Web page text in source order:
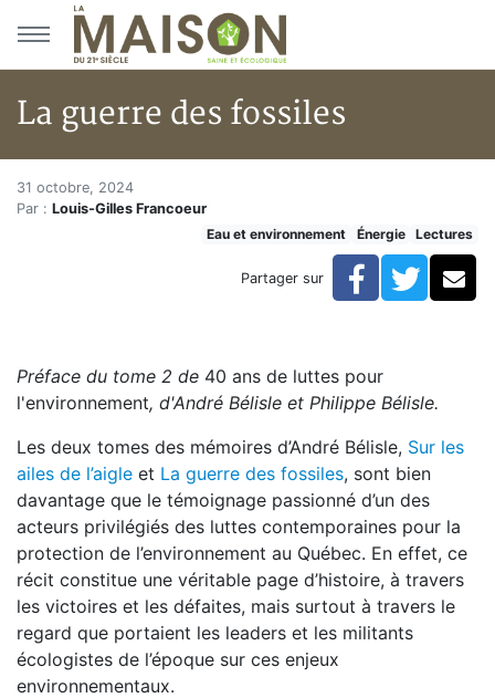
Aller au menu principal
Aller au contenu principal
La guerre des fossiles
Accueil
Articles
La guerre des fossiles
31 octobre, 2024
Par : Louis-Gilles Francoeur
Eau et environnement
Énergie Lectures
Partager sur Facebook
Préface du tome 2 de 40 ans de luttes pour
l'environnement, d'André Bélisle et Philippe Bélisle.
Les deux tomes des mémoires d’André Bélisle, Sur les
ailes de l’aigle et La guerre des fossiles, sont bien
davantage que le témoignage passionné d’un des
acteurs privilégiés des luttes contemporaines pour la
protection de l’environnement au Québec. En effet, ce
récit constitue une véritable page d’histoire, à travers
les victoires et les défaites, mais surtout à travers le
regard que portaient les leaders et les militants
écologistes de l’époque sur ces enjeux
environnementaux.